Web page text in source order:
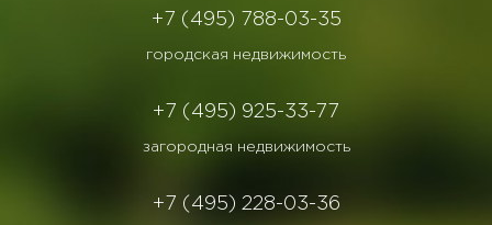
+7 (495) 788-03-35
городская недвижимость
+7 (495) 925-33-77
загородная недвижимость
+7 (495) 228-03-36